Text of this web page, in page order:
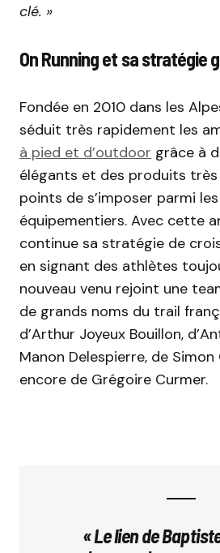
clé. »
On Running et sa stratégie
Fondée en 2010 dans les
séduit très rapidement les
à pied et d’outdoor grâce à
élégants et des produits très
points de s’imposer parmi
équipementiers. Avec cette
continue sa stratégie de
en signant des athlètes
nouveau venu rejoint une
de grands noms du trail
d’Arthur Joyeux Bouillon,
Manon Delespierre, de Simon
encore de Grégoire Curmer.
« Le lien de